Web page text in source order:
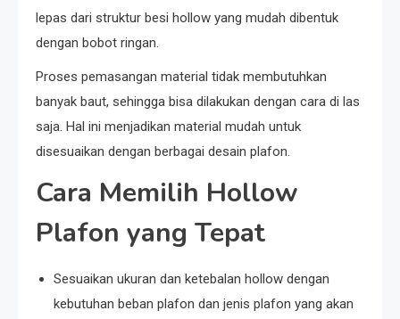
lepas dari struktur besi hollow yang mudah dibentuk
dengan bobot ringan.
Proses pemasangan material tidak membutuhkan
banyak baut, sehingga bisa dilakukan dengan cara di las
saja. Hal ini menjadikan material mudah untuk
disesuaikan dengan berbagai desain plafon.
Cara Memilih Hollow
Plafon yang Tepat
Sesuaikan ukuran dan ketebalan hollow dengan
kebutuhan beban plafon dan jenis plafon yang akan